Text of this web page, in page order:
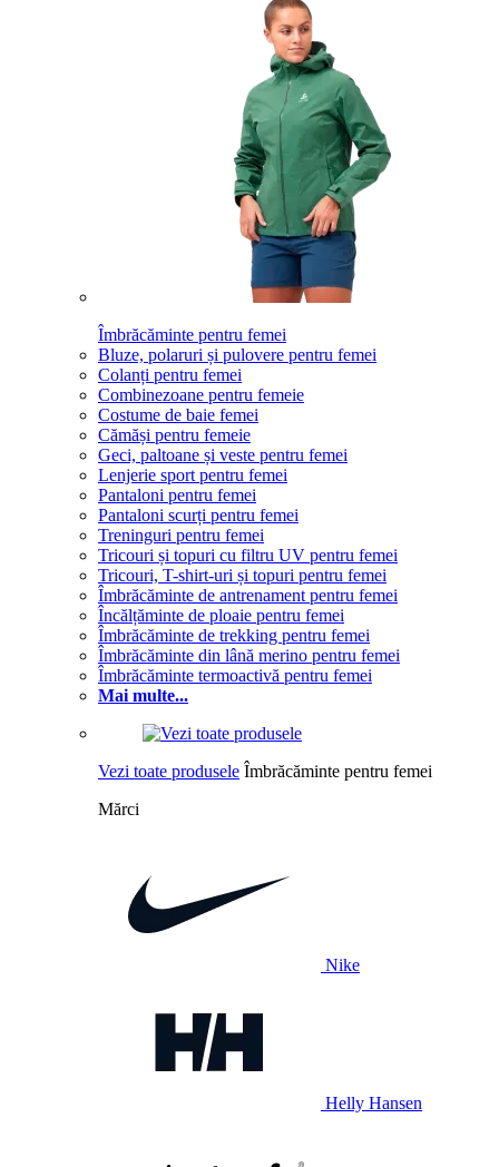
Îmbrăcăminte pentru femei
Bluze, polaruri și pulovere pentru femei
Colanți pentru femei
Combinezoane pentru femeie
Costume de baie femei
Cămăși pentru femeie
Geci, paltoane și veste pentru femei
Lenjerie sport pentru femei
Pantaloni pentru femei
Pantaloni scurți pentru femei
Treninguri pentru femei
Tricouri și topuri cu filtru UV pentru femei
Tricouri, T-shirt-uri și topuri pentru femei
Îmbrăcăminte de antrenament pentru femei
Încălțăminte de ploaie pentru femei
Îmbrăcăminte de trekking pentru femei
Îmbrăcăminte din lână merino pentru femei
Îmbrăcăminte termoactivă pentru femei
Mai multe...
Vezi toate produsele Îmbrăcăminte pentru femei
Mărci
Nike
Helly Hansen